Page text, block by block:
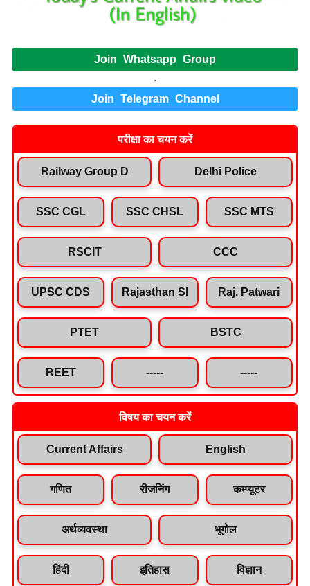
Join Whatsapp Group
.
Join Telegram Channel
परीक्षा का चयन करें
Railway Group D Delhi Police
SSC CGL SSC CHSL SSC MTS
RSCIT CCC
UPSC CDS Rajasthan SI Raj. Patwari
PTET BSTC
REET ----- -----
विषय का चयन करें
Current Affairs English
गणित रीजनिंग कम्प्यूटर
अर्थव्यवस्था भूगोल
हिंदी इतिहास विज्ञान